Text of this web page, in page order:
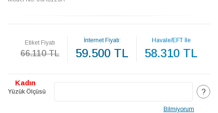
Etiket Fiyatı
66.110 TL
İnternet Fiyatı:
59.500 TL
Havale/EFT İle
58.310 TL
Yüzük Ölçüsü
Kadın
?
Bilmiyorum